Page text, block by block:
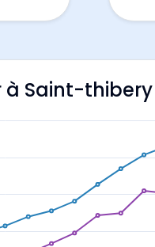
à Saint-thibery